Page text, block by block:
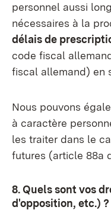
personnel aussi
nécessaires à la
délais de
code fiscal
fiscal allemand) en
Nous pouvons
à caractère
les traiter dans le
futures (article 88a
8. Quels sont vos
d'opposition, etc.) ?